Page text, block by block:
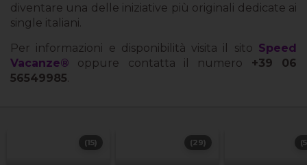
diventare una delle iniziative più originali dedicate ai
single italiani.
Per informazioni e disponibilità visita il sito Speed
Vacanze® oppure contatta il numero +39 06
56549985.
(15) (29)